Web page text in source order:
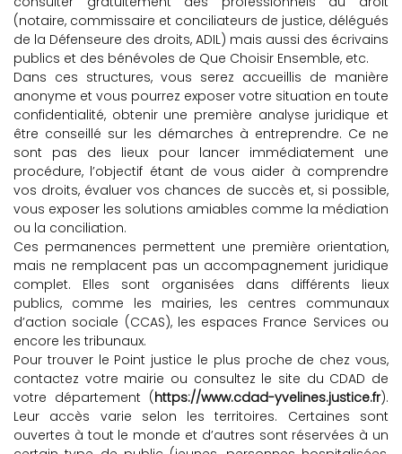
(notaire, commissaire et conciliateurs de justice, délégués
de la Défenseure des droits, ADIL) mais aussi des écrivains
publics et des bénévoles de Que Choisir Ensemble, etc.
Dans ces structures, vous serez accueillis de manière
anonyme et vous pourrez exposer votre situation en toute
confidentialité, obtenir une première analyse juridique et
être conseillé sur les démarches à entreprendre. Ce ne
sont pas des lieux pour lancer immédiatement une
procédure, l’objectif étant de vous aider à comprendre
vos droits, évaluer vos chances de succès et, si possible,
vous exposer les solutions amiables comme la médiation
ou la conciliation.
Ces permanences permettent une première orientation,
mais ne remplacent pas un accompagnement juridique
complet. Elles sont organisées dans différents lieux
publics, comme les mairies, les centres communaux
d’action sociale (CCAS), les espaces France Services ou
encore les tribunaux.
Pour trouver le Point justice le plus proche de chez vous,
contactez votre mairie ou consultez le site du CDAD de
votre département (https://www.cdad-yvelines.justice.fr).
Leur accès varie selon les territoires. Certaines sont
ouvertes à tout le monde et d’autres sont réservées à un